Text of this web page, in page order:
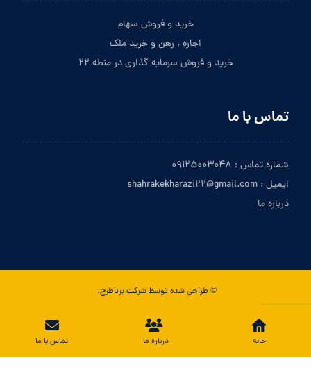
خرید و فروش سهام
اجاره ، رهن و خرید ملک
خرید و فروش سرمایه گذاری در منطه ۲۲
تماس با ما
شماره تماس : ۰۹۱۲۵۰۰۳۰۴۸
ایمیل : shahrakekharazi۲۲@gmail.com
درباره ما
© طراحی شده توسط شرکت برناطرح.
تماس با ما خانه درباره ما تماس با ما